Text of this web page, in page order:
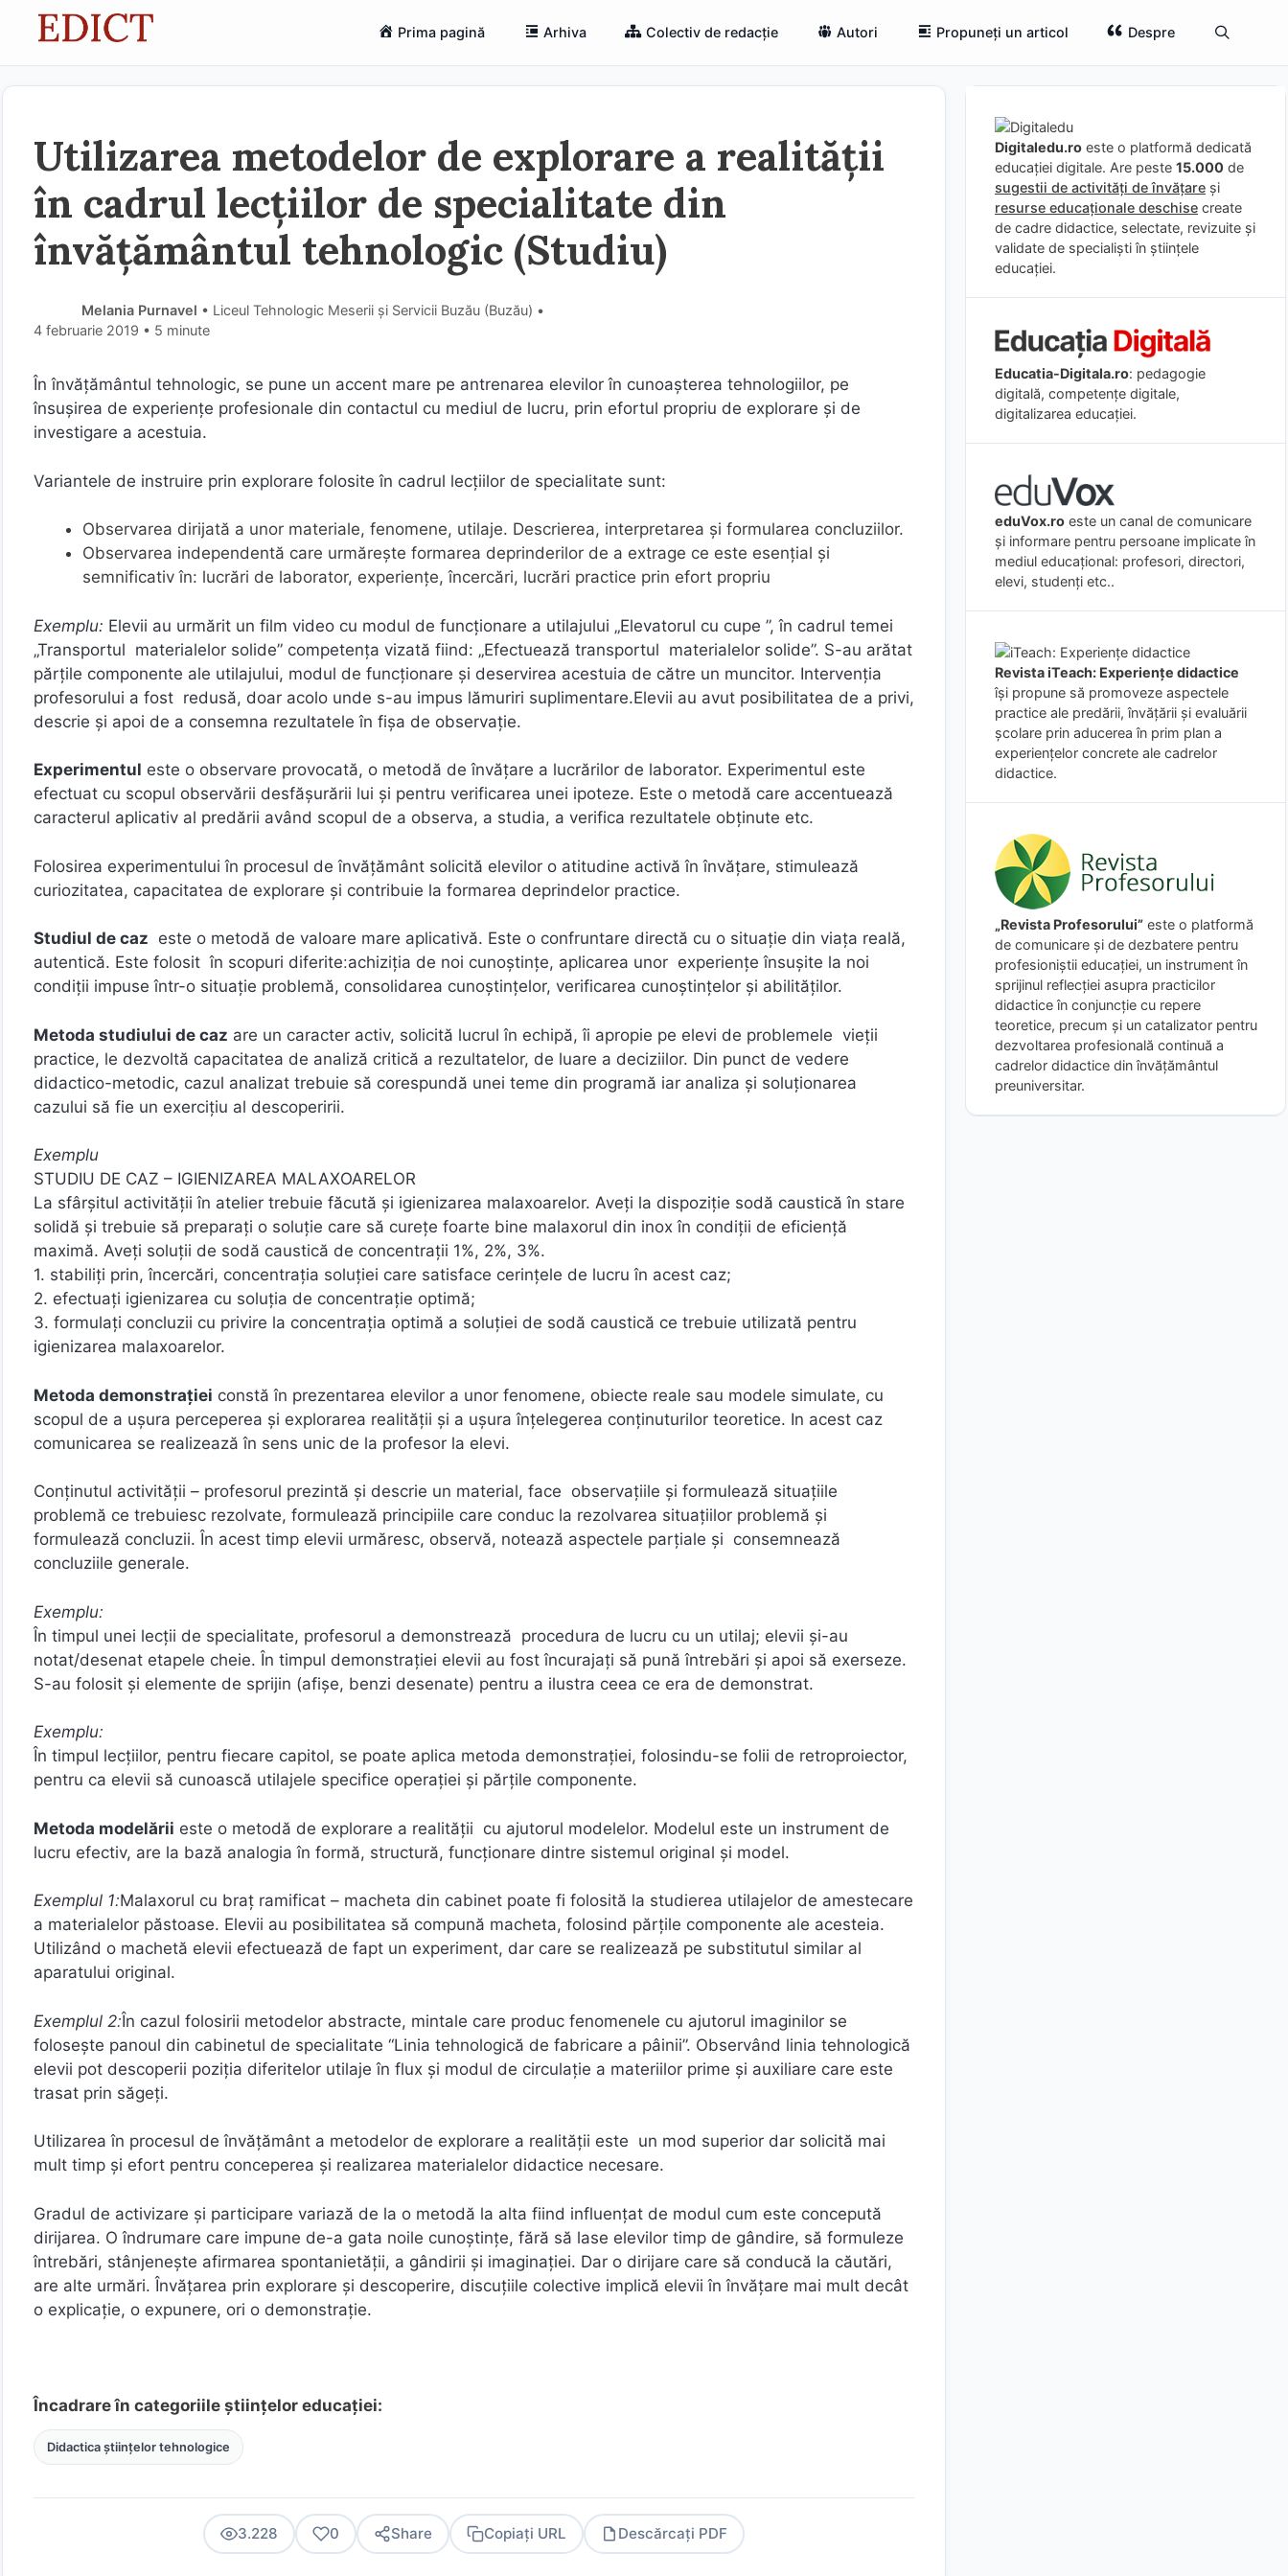
Prima pagină Arhiva Colectiv de redacție Autori Propuneți un articol Despre
Utilizarea metodelor de explorare a realității
în cadrul lecțiilor de specialitate din
învățământul tehnologic (Studiu)
Melania Purnavel • Liceul Tehnologic Meserii și Servicii Buzău (Buzău) •
4 februarie 2019 • 5 minute
În învăţământul tehnologic, se pune un accent mare pe antrenarea elevilor în cunoaşterea tehnologiilor, pe
însuşirea de experienţe profesionale din contactul cu mediul de lucru, prin efortul propriu de explorare și de
investigare a acestuia.
Variantele de instruire prin explorare folosite în cadrul lecțiilor de specialitate sunt:
Observarea dirijată a unor materiale, fenomene, utilaje. Descrierea, interpretarea şi formularea concluziilor.
Observarea independentă care urmăreşte formarea deprinderilor de a extrage ce este esenţial şi
semnificativ în: lucrări de laborator, experienţe, încercări, lucrări practice prin efort propriu
Exemplu: Elevii au urmărit un film video cu modul de funcţionare a utilajului „Elevatorul cu cupe ”, în cadrul temei
„Transportul materialelor solide” competenţa vizată fiind: „Efectuează transportul materialelor solide”. S-au arătat
părţile componente ale utilajului, modul de funcţionare şi deservirea acestuia de către un muncitor. Intervenţia
profesorului a fost redusă, doar acolo unde s-au impus lămuriri suplimentare.Elevii au avut posibilitatea de a privi,
descrie şi apoi de a consemna rezultatele în fişa de observaţie.
Experimentul este o observare provocată, o metodă de învățare a lucrărilor de laborator. Experimentul este
efectuat cu scopul observării desfășurării lui și pentru verificarea unei ipoteze. Este o metodă care accentuează
caracterul aplicativ al predării având scopul de a observa, a studia, a verifica rezultatele obținute etc.
Folosirea experimentului în procesul de învăţământ solicită elevilor o atitudine activă în învăţare, stimulează
curiozitatea, capacitatea de explorare și contribuie la formarea deprindelor practice.
Studiul de caz este o metodă de valoare mare aplicativă. Este o confruntare directă cu o situaţie din viaţa reală,
autentică. Este folosit în scopuri diferite׃ achiziția de noi cunoștințe, aplicarea unor experienţe însuşite la noi
condiţii impuse într-o situaţie problemă, consolidarea cunoştinţelor, verificarea cunoştinţelor şi abilităţilor.
Metoda studiului de caz are un caracter activ, solicită lucrul în echipă, îi apropie pe elevi de problemele vieţii
practice, le dezvoltă capacitatea de analiză critică a rezultatelor, de luare a deciziilor. Din punct de vedere
didactico-metodic, cazul analizat trebuie să corespundă unei teme din programă iar analiza şi soluţionarea
cazului să fie un exerciţiu al descoperirii.
Exemplu
STUDIU DE CAZ – IGIENIZAREA MALAXOARELOR
La sfârşitul activităţii în atelier trebuie făcută şi igienizarea malaxoarelor. Aveţi la dispoziţie sodă caustică în stare
solidă şi trebuie să preparaţi o soluţie care să cureţe foarte bine malaxorul din inox în condiţii de eficienţă
maximă. Aveţi soluţii de sodă caustică de concentraţii 1%, 2%, 3%.
1. stabiliţi prin, încercări, concentraţia soluţiei care satisface cerinţele de lucru în acest caz;
2. efectuaţi igienizarea cu soluţia de concentraţie optimă;
3. formulaţi concluzii cu privire la concentraţia optimă a soluţiei de sodă caustică ce trebuie utilizată pentru
igienizarea malaxoarelor.
Metoda demonstraţiei constă în prezentarea elevilor a unor fenomene, obiecte reale sau modele simulate, cu
scopul de a uşura perceperea şi explorarea realităţii şi a uşura înţelegerea conţinuturilor teoretice. In acest caz
comunicarea se realizează în sens unic de la profesor la elevi.
Conţinutul activităţii – profesorul prezintă şi descrie un material, face observaţiile şi formulează situațiile
problemă ce trebuiesc rezolvate, formulează principiile care conduc la rezolvarea situațiilor problemă și
formulează concluzii. În acest timp elevii urmăresc, observă, notează aspectele parţiale și consemnează
concluziile generale.
În timpul unei lecţii de specialitate, profesorul a demonstrează procedura de lucru cu un utilaj; elevii şi-au
notat/desenat etapele cheie. În timpul demonstraţiei elevii au fost încurajaţi să pună întrebări şi apoi să exerseze.
S-au folosit şi elemente de sprijin (afişe, benzi desenate) pentru a ilustra ceea ce era de demonstrat.
În timpul lecţiilor, pentru fiecare capitol, se poate aplica metoda demonstraţiei, folosindu-se folii de retroproiector,
pentru ca elevii să cunoască utilajele specifice operaţiei şi părţile componente.
Metoda modelării este o metodă de explorare a realităţii cu ajutorul modelelor. Modelul este un instrument de
lucru efectiv, are la bază analogia în formă, structură, funcţionare dintre sistemul original şi model.
Malaxorul cu braţ ramificat – macheta din cabinet poate fi folosită la studierea utilajelor de amestecare
a materialelor păstoase. Elevii au posibilitatea să compună macheta, folosind părţile componente ale acesteia.
Utilizând o machetă elevii efectuează de fapt un experiment, dar care se realizează pe substitutul similar al
aparatului original.
În cazul folosirii metodelor abstracte, mintale care produc fenomenele cu ajutorul imaginilor se
foloseşte panoul din cabinetul de specialitate “Linia tehnologică de fabricare a pâinii”. Observând linia tehnologică
elevii pot descoperii poziţia diferitelor utilaje în flux şi modul de circulaţie a materiilor prime şi auxiliare care este
trasat prin săgeţi.
Utilizarea în procesul de învăţământ a metodelor de explorare a realității este un mod superior dar solicită mai
mult timp şi efort pentru conceperea şi realizarea materialelor didactice necesare.
Gradul de activizare şi participare variază de la o metodă la alta fiind influenţat de modul cum este concepută
dirijarea. O îndrumare care impune de-a gata noile cunoştinţe, fără să lase elevilor timp de gândire, să formuleze
întrebări, stânjenește afirmarea spontanietăţii, a gândirii şi imaginaţiei. Dar o dirijare care să conducă la căutări,
are alte urmări. Învăţarea prin explorare şi descoperire, discuţiile colective implică elevii în învăţare mai mult decât
o explicaţie, o expunere, ori o demonstraţie.
Încadrare în categoriile științelor educației:
Didactica științelor tehnologice
3.228 0 Share Copiați URL Descărcați PDF
Digitaledu.ro este o platformă dedicată
educației digitale. Are peste 15.000 de
sugestii de activități de învățare și
resurse educaționale deschise create
de cadre didactice, selectate, revizuite și
validate de specialiști în științele
educației.
Educatia-Digitala.ro: pedagogie
digitală, competențe digitale,
digitalizarea educației.
eduVox.ro este un canal de comunicare
și informare pentru persoane implicate în
mediul educațional: profesori, directori,
elevi, studenți etc..
Revista iTeach: Experienţe didactice
îşi propune să promoveze aspectele
practice ale predării, învăţării şi evaluării
şcolare prin aducerea în prim plan a
experienţelor concrete ale cadrelor
didactice.
„Revista Profesorului” este o platformă
de comunicare și de dezbatere pentru
profesioniștii educației, un instrument în
sprijinul reflecției asupra practicilor
didactice în conjuncție cu repere
teoretice, precum și un catalizator pentru
dezvoltarea profesională continuă a
cadrelor didactice din învățământul
preuniversitar.